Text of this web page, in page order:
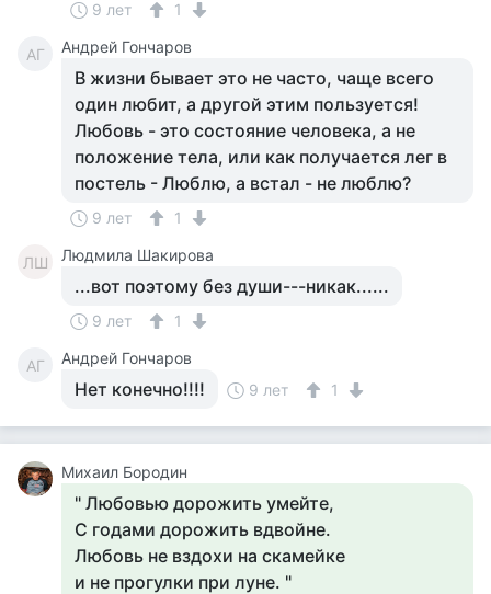
9 лет 1
АГ Андрей Гончаров
В жизни бывает это не часто, чаще всего
один любит, а другой этим пользуется!
Любовь - это состояние человека, а не
положение тела, или как получается лег в
постель - Люблю, а встал - не люблю?
9 лет 1
ЛШ Людмила Шакирова
...вот поэтому без души---никак......
9 лет 1
АГ Андрей Гончаров
Нет конечно!!!! 9 лет 1
Михаил Бородин
" Любовью дорожить умейте,
С годами дорожить вдвойне.
Любовь не вздохи на скамейке
и не прогулки при луне. "